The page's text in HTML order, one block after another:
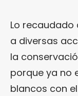
Lo
a diversas
la
porque ya no
blancos con